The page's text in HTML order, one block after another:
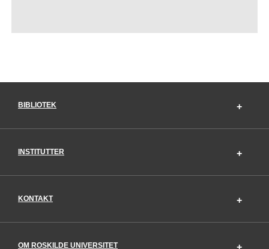
BIBLIOTEK
INSTITUTTER
KONTAKT
OM ROSKILDE UNIVERSITET